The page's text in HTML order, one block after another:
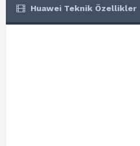
Huawei Teknik Özellikler